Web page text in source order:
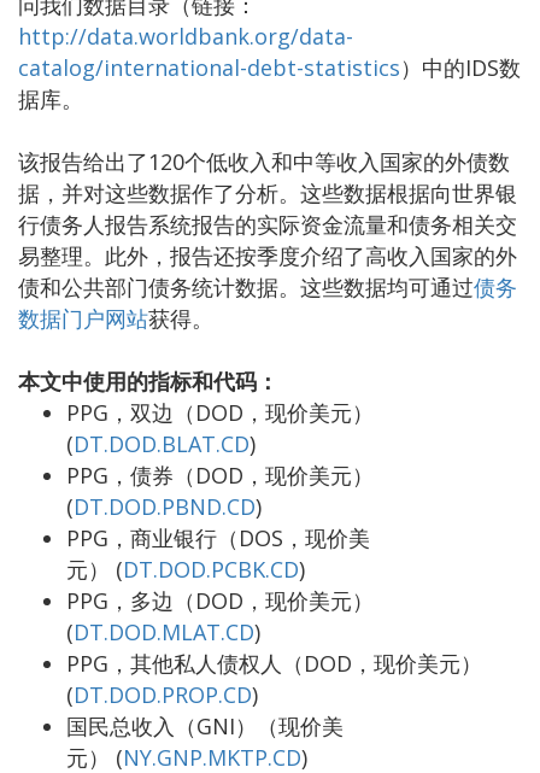
http://data.worldbank.org/data-
catalog/international-debt-statistics）中的IDS数
据库。
该报告给出了120个低收入和中等收入国家的外债数
据，并对这些数据作了分析。这些数据根据向世界银
行债务人报告系统报告的实际资金流量和债务相关交
易整理。此外，报告还按季度介绍了高收入国家的外
债和公共部门债务统计数据。这些数据均可通过债务
数据门户网站获得。
本文中使用的指标和代码：
PPG，双边（DOD，现价美元）
(DT.DOD.BLAT.CD)
PPG，债券（DOD，现价美元）
(DT.DOD.PBND.CD)
PPG，商业银行（DOS，现价美
元） (DT.DOD.PCBK.CD)
PPG，多边（DOD，现价美元）
(DT.DOD.MLAT.CD)
PPG，其他私人债权人（DOD，现价美元）
(DT.DOD.PROP.CD)
国民总收入（GNI）（现价美
元） (NY.GNP.MKTP.CD)